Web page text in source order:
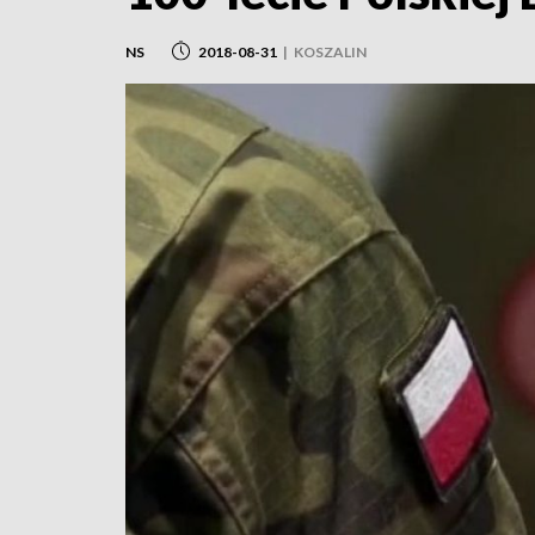
NS 2018-08-31 | KOSZALIN